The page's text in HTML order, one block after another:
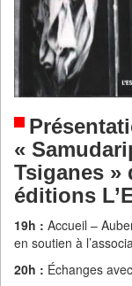
«
Tsiganes »
éditions
19h : Accueil –
en soutien à
20h : Échanges